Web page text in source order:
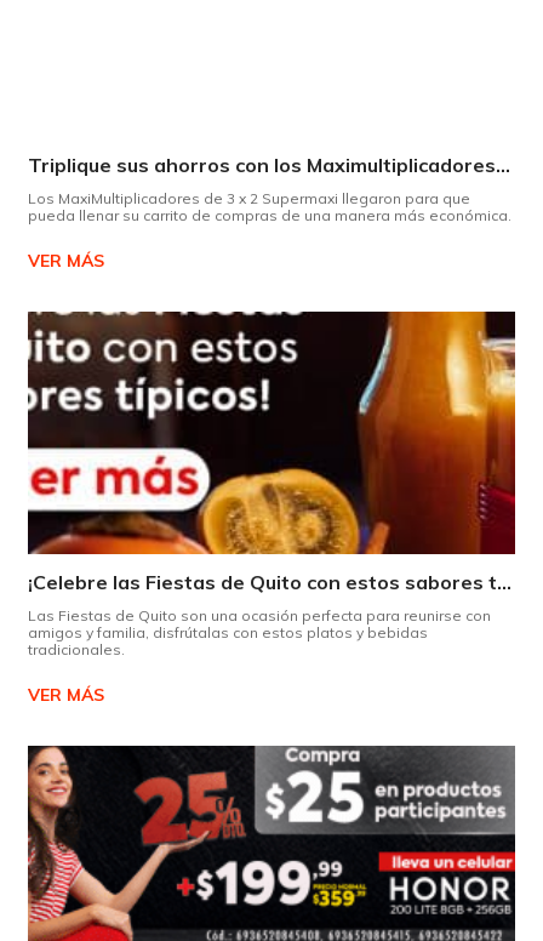
Triplique sus ahorros con los Maximultiplicadores de Supermaxi
Los MaxiMultiplicadores de 3 x 2 Supermaxi llegaron para que
pueda llenar su carrito de compras de una manera más económica.
VER MÁS
¡Celebre las Fiestas de Quito con estos sabores típicos!
Las Fiestas de Quito son una ocasión perfecta para reunirse con
amigos y familia, disfrútalas con estos platos y bebidas
tradicionales.
VER MÁS